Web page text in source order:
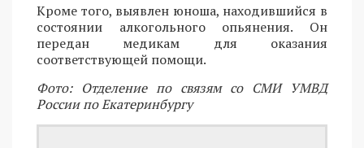
Кроме того, выявлен юноша, находившийся в
состоянии алкогольного опьянения. Он
передан медикам для оказания
соответствующей помощи.
Фото: Отделение по связям со СМИ УМВД
России по Екатеринбургу